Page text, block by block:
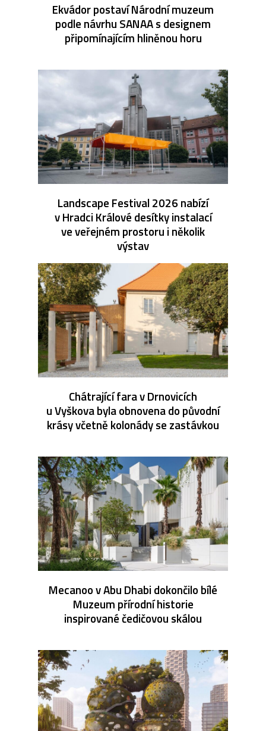
Ekvádor postaví Národní muzeum
podle návrhu SANAA s designem
připomínajícím hliněnou horu
Landscape Festival 2026 nabízí
v Hradci Králové desítky instalací
ve veřejném prostoru i několik
výstav
Chátrající fara v Drnovicích
u Vyškova byla obnovena do původní
krásy včetně kolonády se zastávkou
Mecanoo v Abu Dhabi dokončilo bílé
Muzeum přírodní historie
inspirované čedičovou skálou